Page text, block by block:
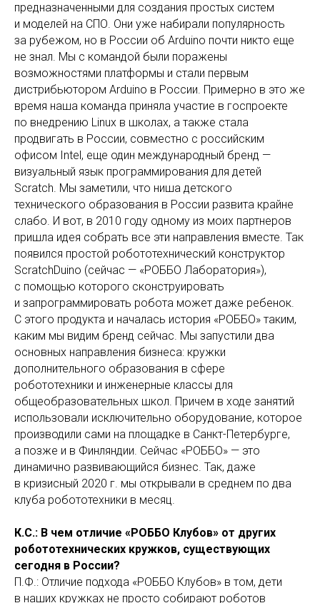
предназначенными для создания простых систем
и моделей на СПО. Они уже набирали популярность
за рубежом, но в России об Arduino почти никто еще
не знал. Мы с командой были поражены
возможностями платформы и стали первым
дистрибьютором Arduino в России. Примерно в это же
время наша команда приняла участие в госпроекте
по внедрению Linux в школах, а также стала
продвигать в России, совместно с российским
офисом Intel, еще один международный бренд —
визуальный язык программирования для детей
Scratch. Мы заметили, что ниша детского
технического образования в России развита крайне
слабо. И вот, в 2010 году одному из моих партнеров
пришла идея собрать все эти направления вместе. Так
появился простой робототехнический конструктор
ScratchDuino (сейчас — «РОББО Лаборатория»),
с помощью которого сконструировать
и запрограммировать робота может даже ребенок.
С этого продукта и началась история «РОББО» таким,
каким мы видим бренд сейчас. Мы запустили два
основных направления бизнеса: кружки
дополнительного образования в сфере
робототехники и инженерные классы для
общеобразовательных школ. Причем в ходе занятий
использовали исключительно оборудование, которое
производили сами на площадке в Санкт-Петербурге,
а позже и в Финляндии. Сейчас «РОББО» — это
динамично развивающийся бизнес. Так, даже
в кризисный 2020 г. мы открывали в среднем по два
клуба робототехники в месяц.
К.С.: В чем отличие «РОББО Клубов» от других
робототехнических кружков, существующих
сегодня в России?
П.Ф.: Отличие подхода «РОББО Клубов» в том, дети
в наших кружках не просто собирают роботов